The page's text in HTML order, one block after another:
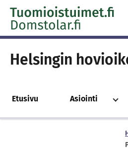
Skip to content -
Helsingin
Etusivu Asiointi